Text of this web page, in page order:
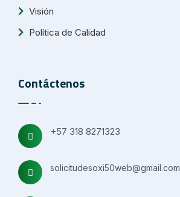
Visión
Política de Calidad
Contáctenos
+57 318 8271323
solicitudesoxi50web@gmail.com